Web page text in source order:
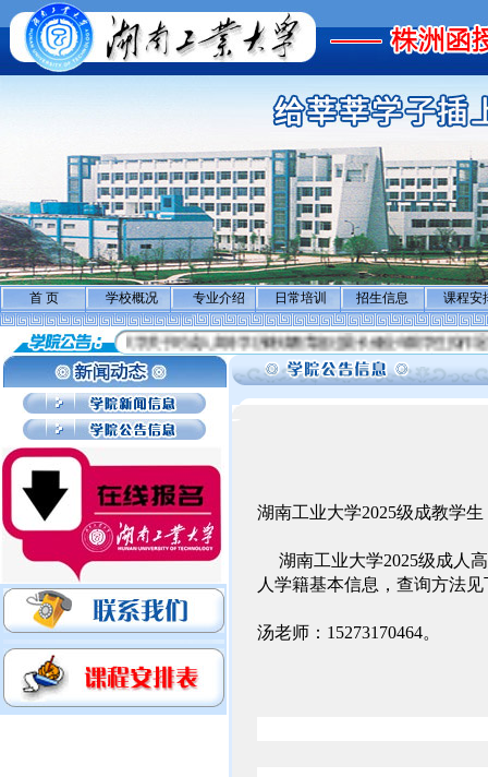
首 页 学校概况 专业介绍 日常培训 招生信息 课程安
湖南工业大学关于对成人高等学历继续教育超过最长修业年限学生拟作退学处理
湖南工业大学2025级成教学
湖南工业大学2025级成人
人学籍基本信息，查询方法
汤老师：15273170464。